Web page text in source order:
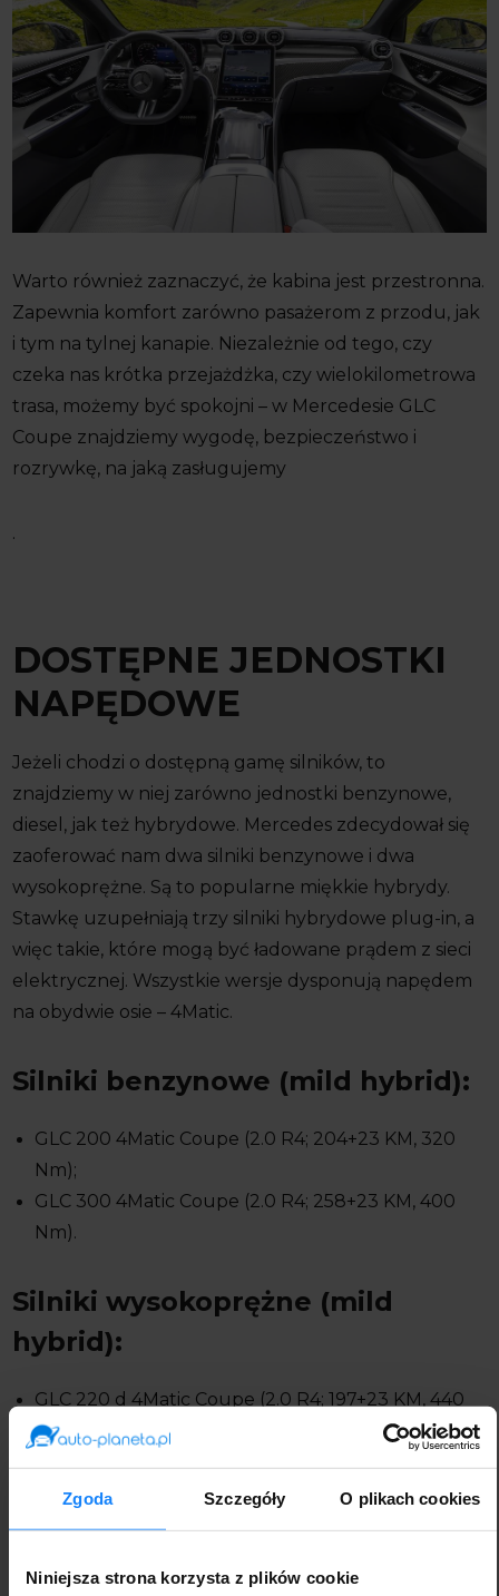
Zgoda Szczegóły O plikach cookies
Niniejsza strona korzysta z plików cookie
Warto również zaznaczyć, że kabina jest przestronna.
Zapewnia komfort zarówno pasażerom z przodu, jak
i tym na tylnej kanapie. Niezależnie od tego, czy
czeka nas krótka przejażdżka, czy wielokilometrowa
trasa, możemy być spokojni – w Mercedesie GLC
Coupe znajdziemy wygodę, bezpieczeństwo i
rozrywkę, na jaką zasługujemy
.
DOSTĘPNE JEDNOSTKI
NAPĘDOWE
Jeżeli chodzi o dostępną gamę silników, to
znajdziemy w niej zarówno jednostki benzynowe,
diesel, jak też hybrydowe. Mercedes zdecydował się
zaoferować nam dwa silniki benzynowe i dwa
wysokoprężne. Są to popularne miękkie hybrydy.
Stawkę uzupełniają trzy silniki hybrydowe plug-in, a
więc takie, które mogą być ładowane prądem z sieci
elektrycznej. Wszystkie wersje dysponują napędem
na obydwie osie – 4Matic.
Silniki benzynowe (mild hybrid):
GLC 200 4Matic Coupe (2.0 R4; 204+23 KM, 320
Nm);
GLC 300 4Matic Coupe (2.0 R4; 258+23 KM, 400
Nm).
Silniki wysokoprężne (mild
hybrid):
GLC 220 d 4Matic Coupe (2.0 R4; 197+23 KM, 440
Nm);
Nm).